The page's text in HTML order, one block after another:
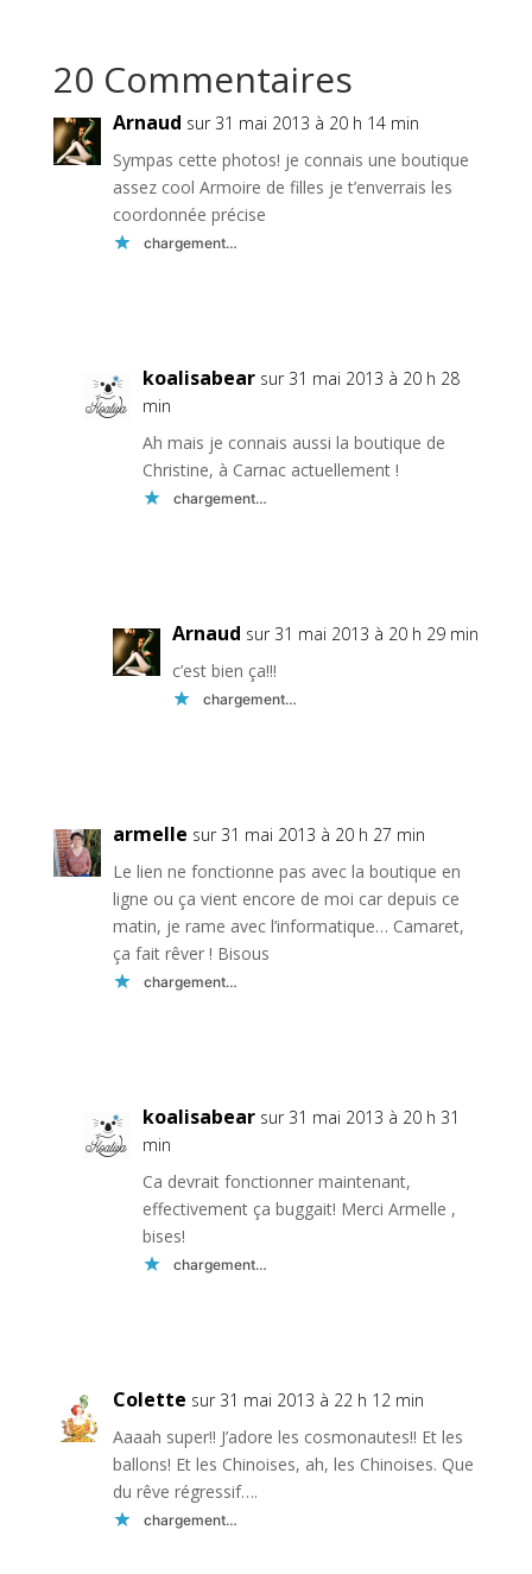
20 Commentaires
Arnaud sur 31 mai 2013 à 20 h 14 min
Sympas cette photos! je connais une boutique
assez cool Armoire de filles je t’enverrais les
coordonnée précise
chargement…
koalisabear sur 31 mai 2013 à 20 h 28
min
Ah mais je connais aussi la boutique de
Christine, à Carnac actuellement !
chargement…
Arnaud sur 31 mai 2013 à 20 h 29 min
c’est bien ça!!!
chargement…
armelle sur 31 mai 2013 à 20 h 27 min
Le lien ne fonctionne pas avec la boutique en
ligne ou ça vient encore de moi car depuis ce
matin, je rame avec l’informatique… Camaret,
ça fait rêver ! Bisous
chargement…
koalisabear sur 31 mai 2013 à 20 h 31
min
Ca devrait fonctionner maintenant,
effectivement ça buggait! Merci Armelle ,
bises!
chargement…
Colette sur 31 mai 2013 à 22 h 12 min
Aaaah super!! J’adore les cosmonautes!! Et les
ballons! Et les Chinoises, ah, les Chinoises. Que
du rêve régressif….
chargement…